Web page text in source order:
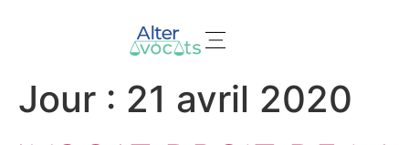
Jour : 21 avril 2020